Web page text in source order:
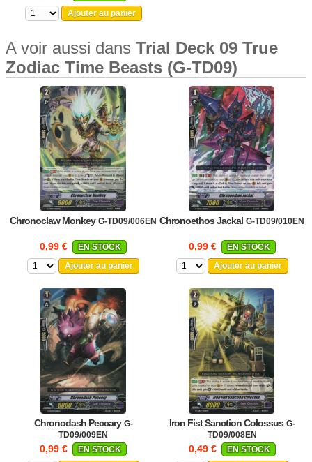
Ajouter au panier
A voir aussi dans Trial Deck 09 True
Zodiac Time Beasts (G-TD09)
Chronoclaw Monkey G-TD09/006EN
0,99 €
EN STOCK
Ajouter au panier
Chronoethos Jackal G-TD09/010EN
0,99 €
EN STOCK
Ajouter au panier
Chronodash Peccary G-
TD09/009EN
0,99 €
EN STOCK
Iron Fist Sanction Colossus G-
TD09/008EN
0,49 €
EN STOCK